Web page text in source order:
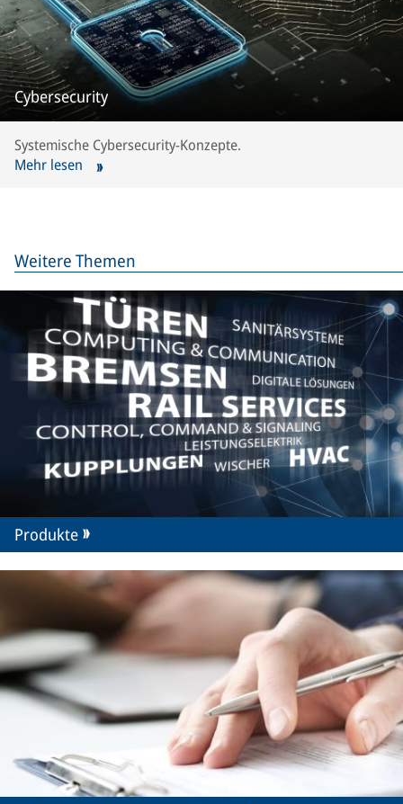
Cybersecurity
Systemische Cybersecurity-Konzepte.
Mehr lesen
Weitere Themen
Produkte